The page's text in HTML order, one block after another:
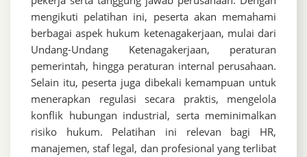
mengikuti pelatihan ini, peserta akan memahami
berbagai aspek hukum ketenagakerjaan, mulai dari
Undang-Undang Ketenagakerjaan, peraturan
pemerintah, hingga peraturan internal perusahaan.
Selain itu, peserta juga dibekali kemampuan untuk
menerapkan regulasi secara praktis, mengelola
konflik hubungan industrial, serta meminimalkan
risiko hukum. Pelatihan ini relevan bagi HR,
manajemen, staf legal, dan profesional yang terlibat